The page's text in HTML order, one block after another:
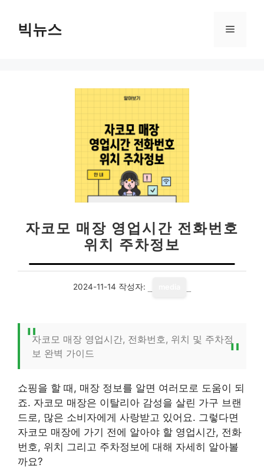
빅뉴스 메
자코모 매장 영업시간 전화번호
위치 주차정보
2024-11-14 작성자:
자코모 매장 영업시간, 전화번호, 위치 및 주차정
보 완벽 가이드
쇼핑을 할 때, 매장 정보를 알면 여러모로 도움이 되
죠. 자코모 매장은 이탈리아 감성을 살린 가구 브랜
드로, 많은 소비자에게 사랑받고 있어요. 그렇다면
자코모 매장에 가기 전에 알아야 할 영업시간, 전화
번호, 위치 그리고 주차정보에 대해 자세히 알아볼
까요?